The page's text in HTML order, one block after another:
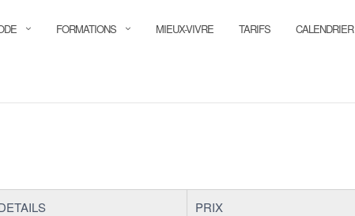
FORMATIONS MIEUX-VIVRE TARIFS CALENDRIER
PRIX